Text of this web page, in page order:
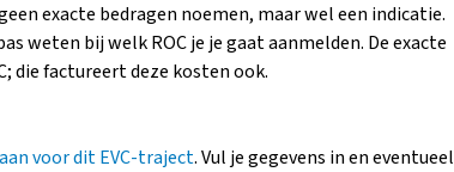
exacte bedragen noemen, maar wel een indicatie.
weten bij welk ROC je je gaat aanmelden. De exacte
die factureert deze kosten ook.
voor dit EVC-traject. Vul je gegevens in en eventueel